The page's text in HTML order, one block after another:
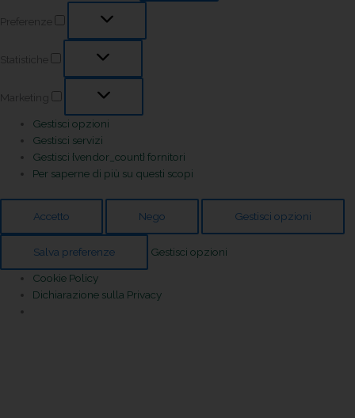
Preferenze
Statistiche
Marketing
Gestisci opzioni
Gestisci servizi
Gestisci {vendor_count} fornitori
Per saperne di più su questi scopi
Accetto Nego Gestisci opzioni
Salva preferenze Gestisci opzioni
Cookie Policy
Dichiarazione sulla Privacy